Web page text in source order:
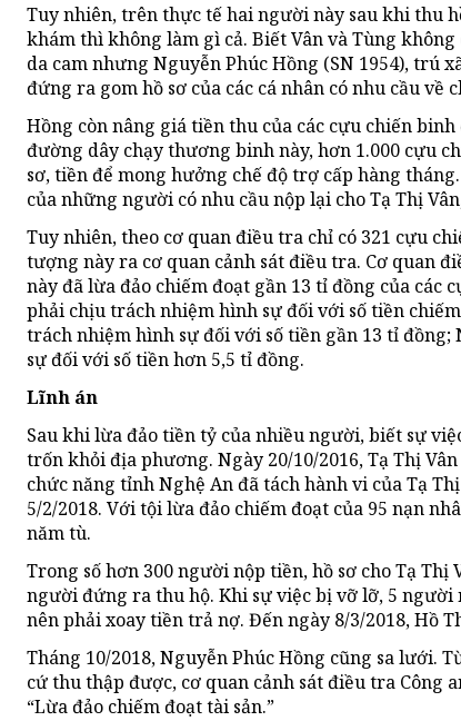
Tuy nhiên, trên thực tế hai người này sau khi thu
khám thì không làm gì cả. Biết Vân và Tùng
da cam nhưng Nguyễn Phúc Hồng (SN 1954), trú
đứng ra gom hồ sơ của các cá nhân có nhu cầu về
Hồng còn nâng giá tiền thu của các cựu chiến
đường dây chạy thương binh này, hơn 1.000 cựu
sơ, tiền để mong hưởng chế độ trợ cấp hàng
của những người có nhu cầu nộp lại cho Tạ Thị
Tuy nhiên, theo cơ quan điều tra chỉ có 321 cựu
tượng này ra cơ quan cảnh sát điều tra. Cơ quan
này đã lừa đảo chiếm đoạt gần 13 tỉ đồng của các
phải chịu trách nhiệm hình sự đối với số tiền
trách nhiệm hình sự đối với số tiền gần 13 tỉ
sự đối với số tiền hơn 5,5 tỉ đồng.
Lĩnh án
Sau khi lừa đảo tiền tỷ của nhiều người, biết sự
trốn khỏi địa phương. Ngày 20/10/2016, Tạ Thị
chức năng tỉnh Nghệ An đã tách hành vi của Tạ
5/2/2018. Với tội lừa đảo chiếm đoạt của 95 nạn
năm tù.
Trong số hơn 300 người nộp tiền, hồ sơ cho Tạ Thị
người đứng ra thu hộ. Khi sự việc bị vỡ lỡ, 5 người
nên phải xoay tiền trả nợ. Đến ngày 8/3/2018, Hồ
Tháng 10/2018, Nguyễn Phúc Hồng cũng sa lưới.
cứ thu thập được, cơ quan cảnh sát điều tra Công
“Lừa đảo chiếm đoạt tài sản.”